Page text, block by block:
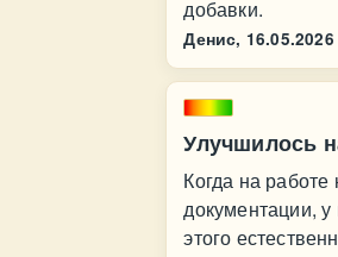
добавки.
Денис, 16.05.2026
Улучшилось
Когда на работе
документации,
этого